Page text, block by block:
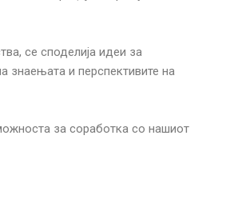
се споделија идеи за
и перспективите на
за соработка со нашиот